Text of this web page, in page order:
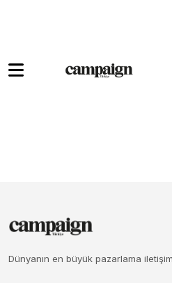
Dünyanın en büyük pazarlama